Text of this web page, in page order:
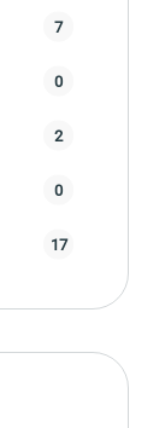
7
0
2
0
17